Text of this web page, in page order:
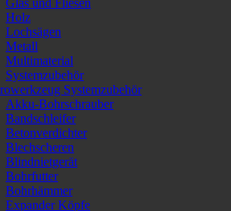
Glas und Fliesen
Holz
Lochsägen
Metall
Multimaterial
Systemzubehör
Systemzubehör
Akku-Bohrschrauber
Bandschleifer
Betonverdichter
Blechscheren
Blindnietgerät
Bohrfutter
Bohrhämmer
Expander Köpfe